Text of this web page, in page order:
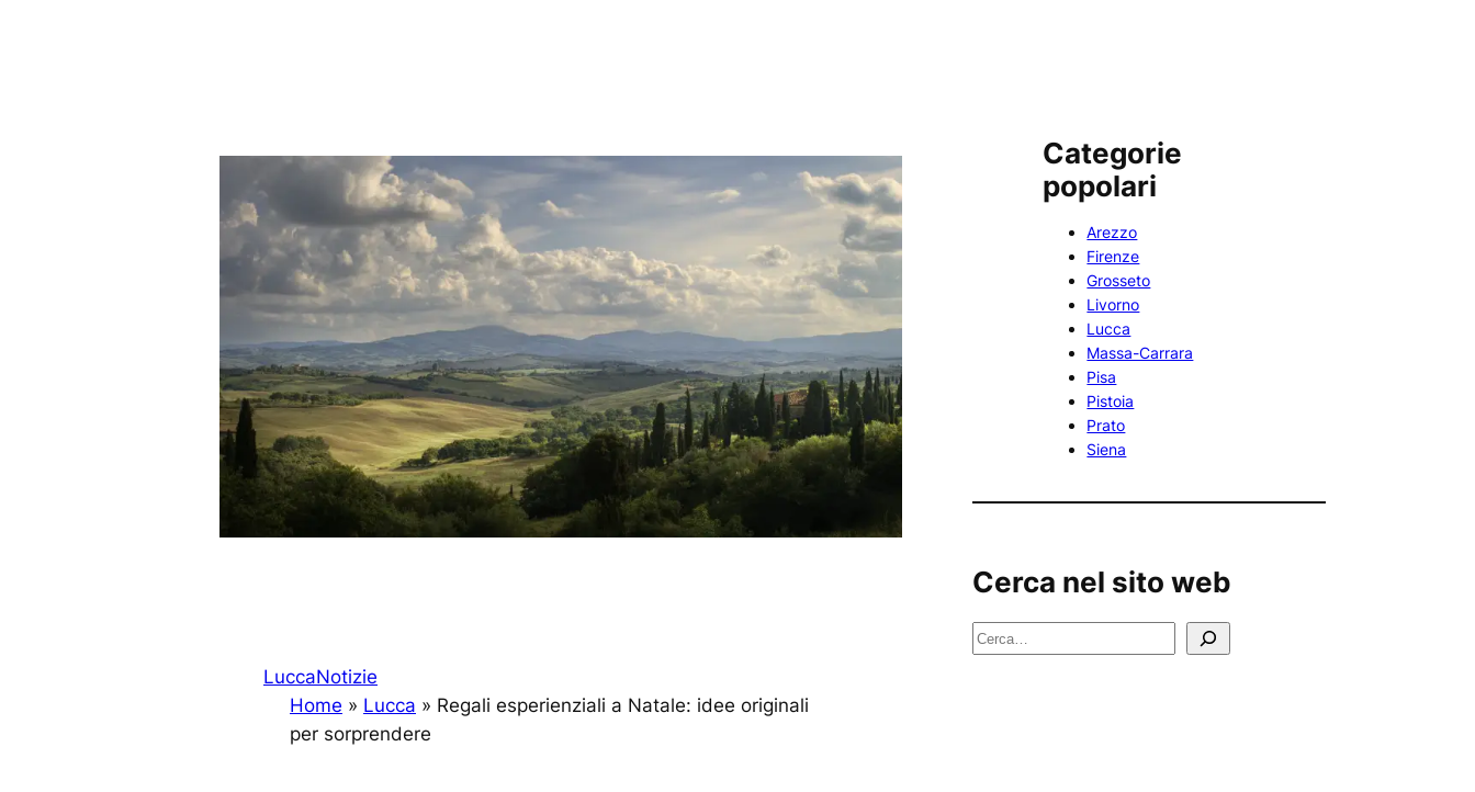
LuccaNotizie
Home » Lucca » Regali esperienziali a Natale: idee originali
per sorprendere
Categorie
popolari
Arezzo
Firenze
Grosseto
Livorno
Lucca
Massa-Carrara
Pisa
Pistoia
Prato
Siena
Cerca nel sito web
C